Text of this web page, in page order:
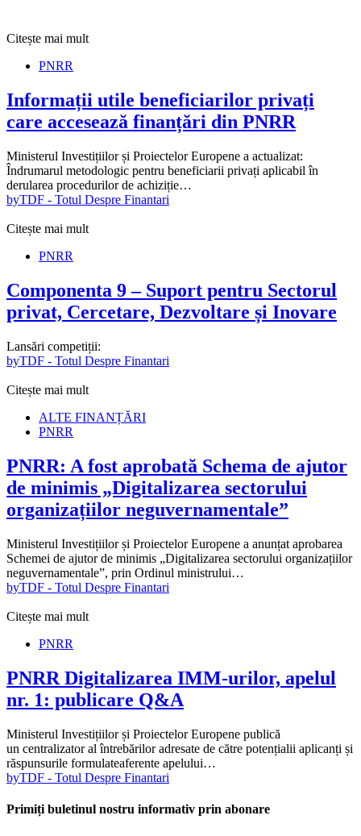
Citește mai mult
PNRR
Informații utile beneficiarilor privați
care accesează finanțări din PNRR
Ministerul Investițiilor și Proiectelor Europene a actualizat:
Îndrumarul metodologic pentru beneficiarii privați aplicabil în
derularea procedurilor de achiziție…
byTDF - Totul Despre Finantari
Citește mai mult
PNRR
Componenta 9 – Suport pentru Sectorul
privat, Cercetare, Dezvoltare și Inovare
Lansări competiții:
byTDF - Totul Despre Finantari
Citește mai mult
ALTE FINANȚĂRI
PNRR
PNRR: A fost aprobată Schema de ajutor
de minimis „Digitalizarea sectorului
organizațiilor neguvernamentale”
Ministerul Investițiilor și Proiectelor Europene a anunțat aprobarea
Schemei de ajutor de minimis „Digitalizarea sectorului organizațiilor
neguvernamentale”, prin Ordinul ministrului…
byTDF - Totul Despre Finantari
Citește mai mult
PNRR
PNRR Digitalizarea IMM-urilor, apelul
nr. 1: publicare Q&A
Ministerul Investițiilor și Proiectelor Europene publică
un centralizator al întrebărilor adresate de către potențialii aplicanți și
răspunsurile formulateaferente apelului…
byTDF - Totul Despre Finantari
Primiți buletinul nostru informativ prin abonare